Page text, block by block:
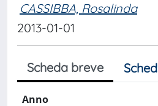
CASSIBBA, Rosalinda
2013-01-01
Scheda breve
Anno